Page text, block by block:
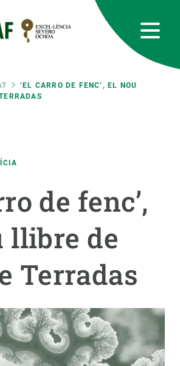
‘EL CARRO DE FENC’, EL NOU
de fenc’,
llibre de
Terradas